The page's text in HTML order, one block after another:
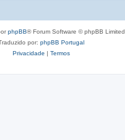
phpBB® Forum Software © phpBB Limited
por: phpBB Portugal
Privacidade | Termos